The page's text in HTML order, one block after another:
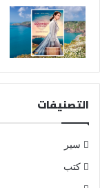
التصنيفات
سير
كتب